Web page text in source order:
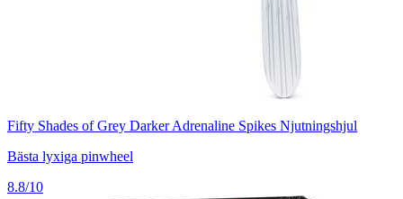
Fifty Shades of Grey Darker Adrenaline Spikes Njutningshjul
Bästa lyxiga pinwheel
8.8/10